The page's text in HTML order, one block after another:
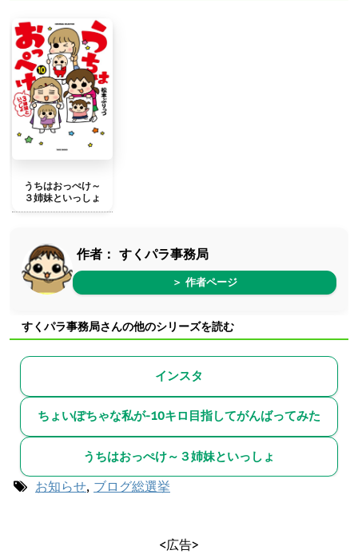
うちはおっぺけ～
３姉妹といっしょ
作者： すくパラ事務局
＞ 作者ページ
すくパラ事務局さんの他のシリーズを読む
インスタ
ちょいぽちゃな私が-10キロ目指してがんばってみた
うちはおっぺけ～３姉妹といっしょ
お知らせ, ブログ総選挙
<広告>